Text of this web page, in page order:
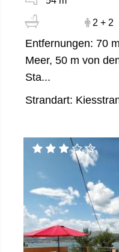
2 + 2
Entfernungen: 70
Meer, 50 m von
Sta...
Strandart: